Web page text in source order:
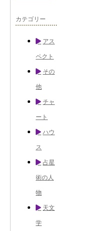
カテゴリー
アス
ペクト
その
他
チャ
ート
ハウ
ス
占星
術の人
物
天文
学